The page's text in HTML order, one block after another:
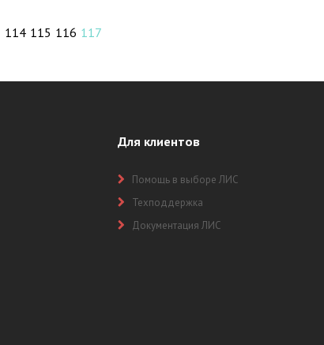
114 115 116 117
Для клиентов
Помощь в выборе ЛИС
Техподдержка
Документация ЛИС